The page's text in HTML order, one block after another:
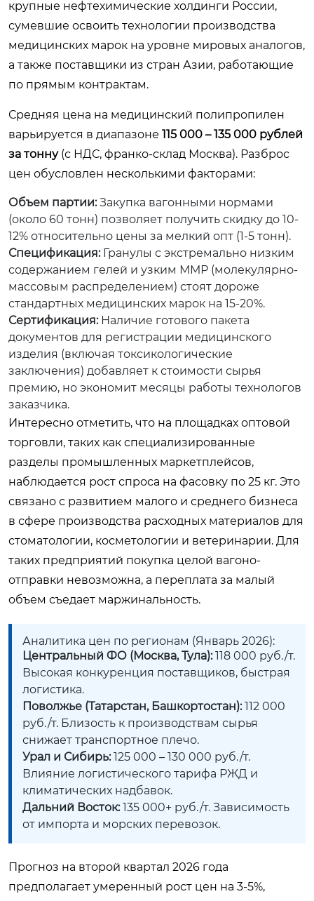
крупные нефтехимические холдинги России,
сумевшие освоить технологии производства
медицинских марок на уровне мировых аналогов,
а также поставщики из стран Азии, работающие
по прямым контрактам.
Средняя цена на медицинский полипропилен
варьируется в диапазоне 115 000 – 135 000 рублей
за тонну(с НДС, франко-склад Москва). Разброс
цен обусловлен несколькими факторами:
Объем партии:Закупка вагонными нормами
(около 60 тонн) позволяет получить скидку до 10-
12% относительно цены за мелкий опт (1-5 тонн).
Спецификация:Гранулы с экстремально низким
содержанием гелей и узким ММР (молекулярно-
массовым распределением) стоят дороже
стандартных медицинских марок на 15-20%.
Сертификация:Наличие готового пакета
документов для регистрации медицинского
изделия (включая токсикологические
заключения) добавляет к стоимости сырья
премию, но экономит месяцы работы технологов
заказчика.
Интересно отметить, что на площадках оптовой
торговли, таких как специализированные
разделы промышленных маркетплейсов,
наблюдается рост спроса на фасовку по 25 кг. Это
связано с развитием малого и среднего бизнеса
в сфере производства расходных материалов для
стоматологии, косметологии и ветеринарии. Для
таких предприятий покупка целой вагоно-
отправки невозможна, а переплата за малый
объем съедает маржинальность.
Аналитика цен по регионам (Январь 2026):
Центральный ФО (Москва, Тула):118 000 руб./т.
Высокая конкуренция поставщиков, быстрая
логистика.
Поволжье (Татарстан, Башкортостан):112 000
руб./т. Близость к производствам сырья
снижает транспортное плечо.
Урал и Сибирь:125 000 – 130 000 руб./т.
Влияние логистического тарифа РЖД и
климатических надбавок.
Дальний Восток:135 000+ руб./т. Зависимость
от импорта и морских перевозок.
Прогноз на второй квартал 2026 года
предполагает умеренный рост цен на 3-5%,